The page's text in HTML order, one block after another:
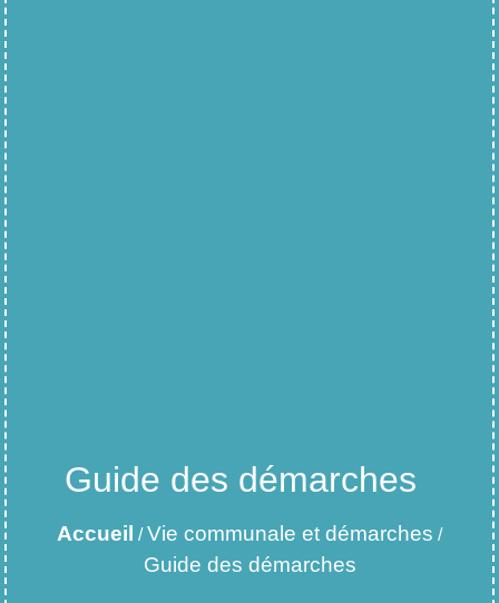
Guide des démarches
Accueil /Vie communale et démarches /
Guide des démarches